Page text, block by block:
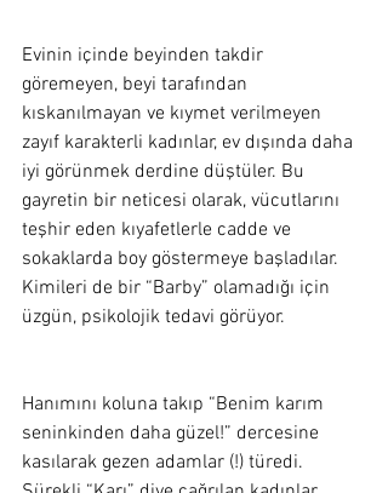
Evinin içinde beyinden takdir
göremeyen, beyi tarafından
kıskanılmayan ve kıymet verilmeyen
zayıf karakterli kadınlar, ev dışında daha
iyi görünmek derdine düştüler. Bu
gayretin bir neticesi olarak, vücutlarını
teşhir eden kıyafetlerle cadde ve
sokaklarda boy göstermeye başladılar.
Kimileri de bir “Barby” olamadığı için
üzgün, psikolojik tedavi görüyor.
Hanımını koluna takıp “Benim karım
seninkinden daha güzel!” dercesine
kasılarak gezen adamlar (!) türedi.